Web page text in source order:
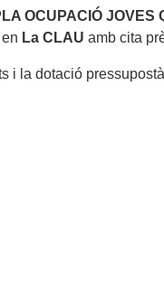
OCUPACIÓ JOVES
La CLAU amb cita
i la dotació